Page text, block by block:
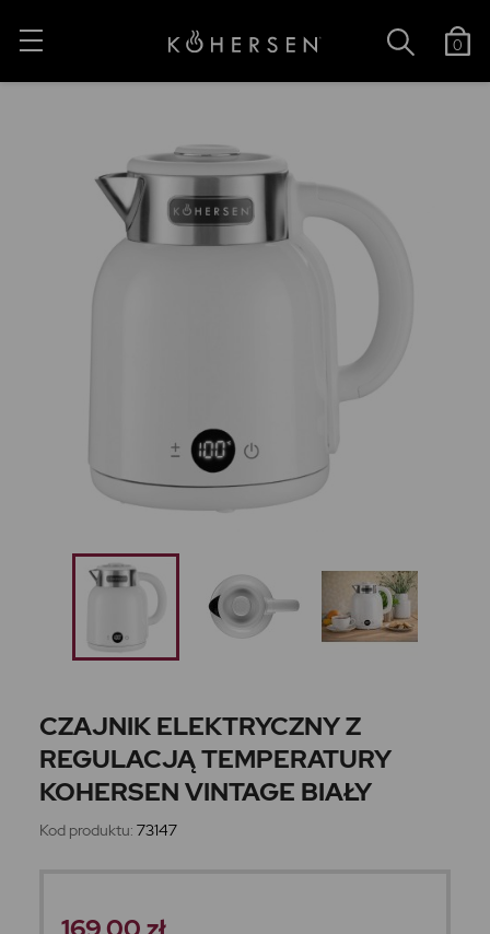
0
CZAJNIK ELEKTRYCZNY Z
REGULACJĄ TEMPERATURY
KOHERSEN VINTAGE BIAŁY
Kod produktu: 73147